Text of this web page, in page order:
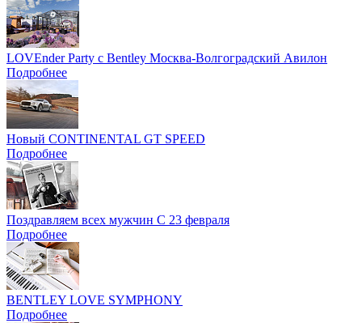
LOVEnder Party с Bentley Москва-Волгоградский Авилон
Подробнее
Новый CONTINENTAL GT SPEED
Подробнее
Поздравляем всех мужчин С 23 февраля
Подробнее
BENTLEY LOVE SYMPHONY
Подробнее